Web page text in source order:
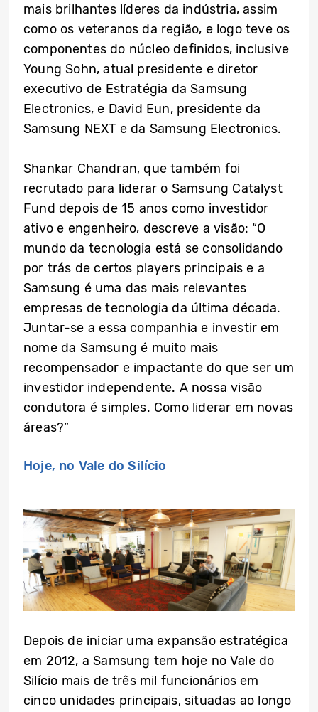
mais brilhantes líderes da indústria, assim
como os veteranos da região, e logo teve os
componentes do núcleo definidos, inclusive
Young Sohn, atual presidente e diretor
executivo de Estratégia da Samsung
Electronics, e David Eun, presidente da
Samsung NEXT e da Samsung Electronics.
Shankar Chandran, que também foi
recrutado para liderar o Samsung Catalyst
Fund depois de 15 anos como investidor
ativo e engenheiro, descreve a visão: “O
mundo da tecnologia está se consolidando
por trás de certos players principais e a
Samsung é uma das mais relevantes
empresas de tecnologia da última década.
Juntar-se a essa companhia e investir em
nome da Samsung é muito mais
recompensador e impactante do que ser um
investidor independente. A nossa visão
condutora é simples. Como liderar em novas
áreas?”
Hoje, no Vale do Silício
Depois de iniciar uma expansão estratégica
em 2012, a Samsung tem hoje no Vale do
Silício mais de três mil funcionários em
cinco unidades principais, situadas ao longo